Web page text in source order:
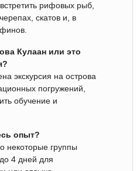
рифовых рыб,
скатов и, в
Кулаан или это
экскурсия на острова
погружений,
обучение и
опыт?
некоторые группы
4 дней для